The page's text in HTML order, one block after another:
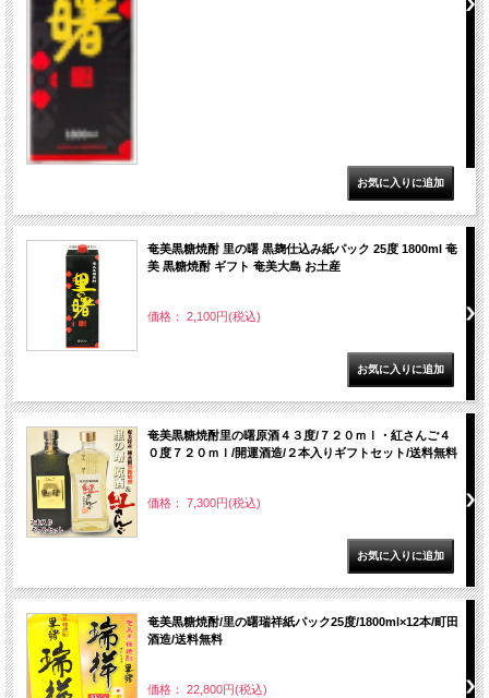
奄美黒糖焼酎 里の曙 黒麹仕込み紙パック 25度 1800ml 奄
美 黒糖焼酎 ギフト 奄美大島 お土産
価格： 2,100円(税込)
奄美黒糖焼酎里の曙原酒４３度/７２０ｍｌ・紅さんご４
０度７２０ｍｌ/開運酒造/２本入りギフトセット/送料無料
価格： 7,300円(税込)
奄美黒糖焼酎/里の曙瑞祥紙パック25度/1800ml×12本/町田
酒造/送料無料
価格： 22,800円(税込)